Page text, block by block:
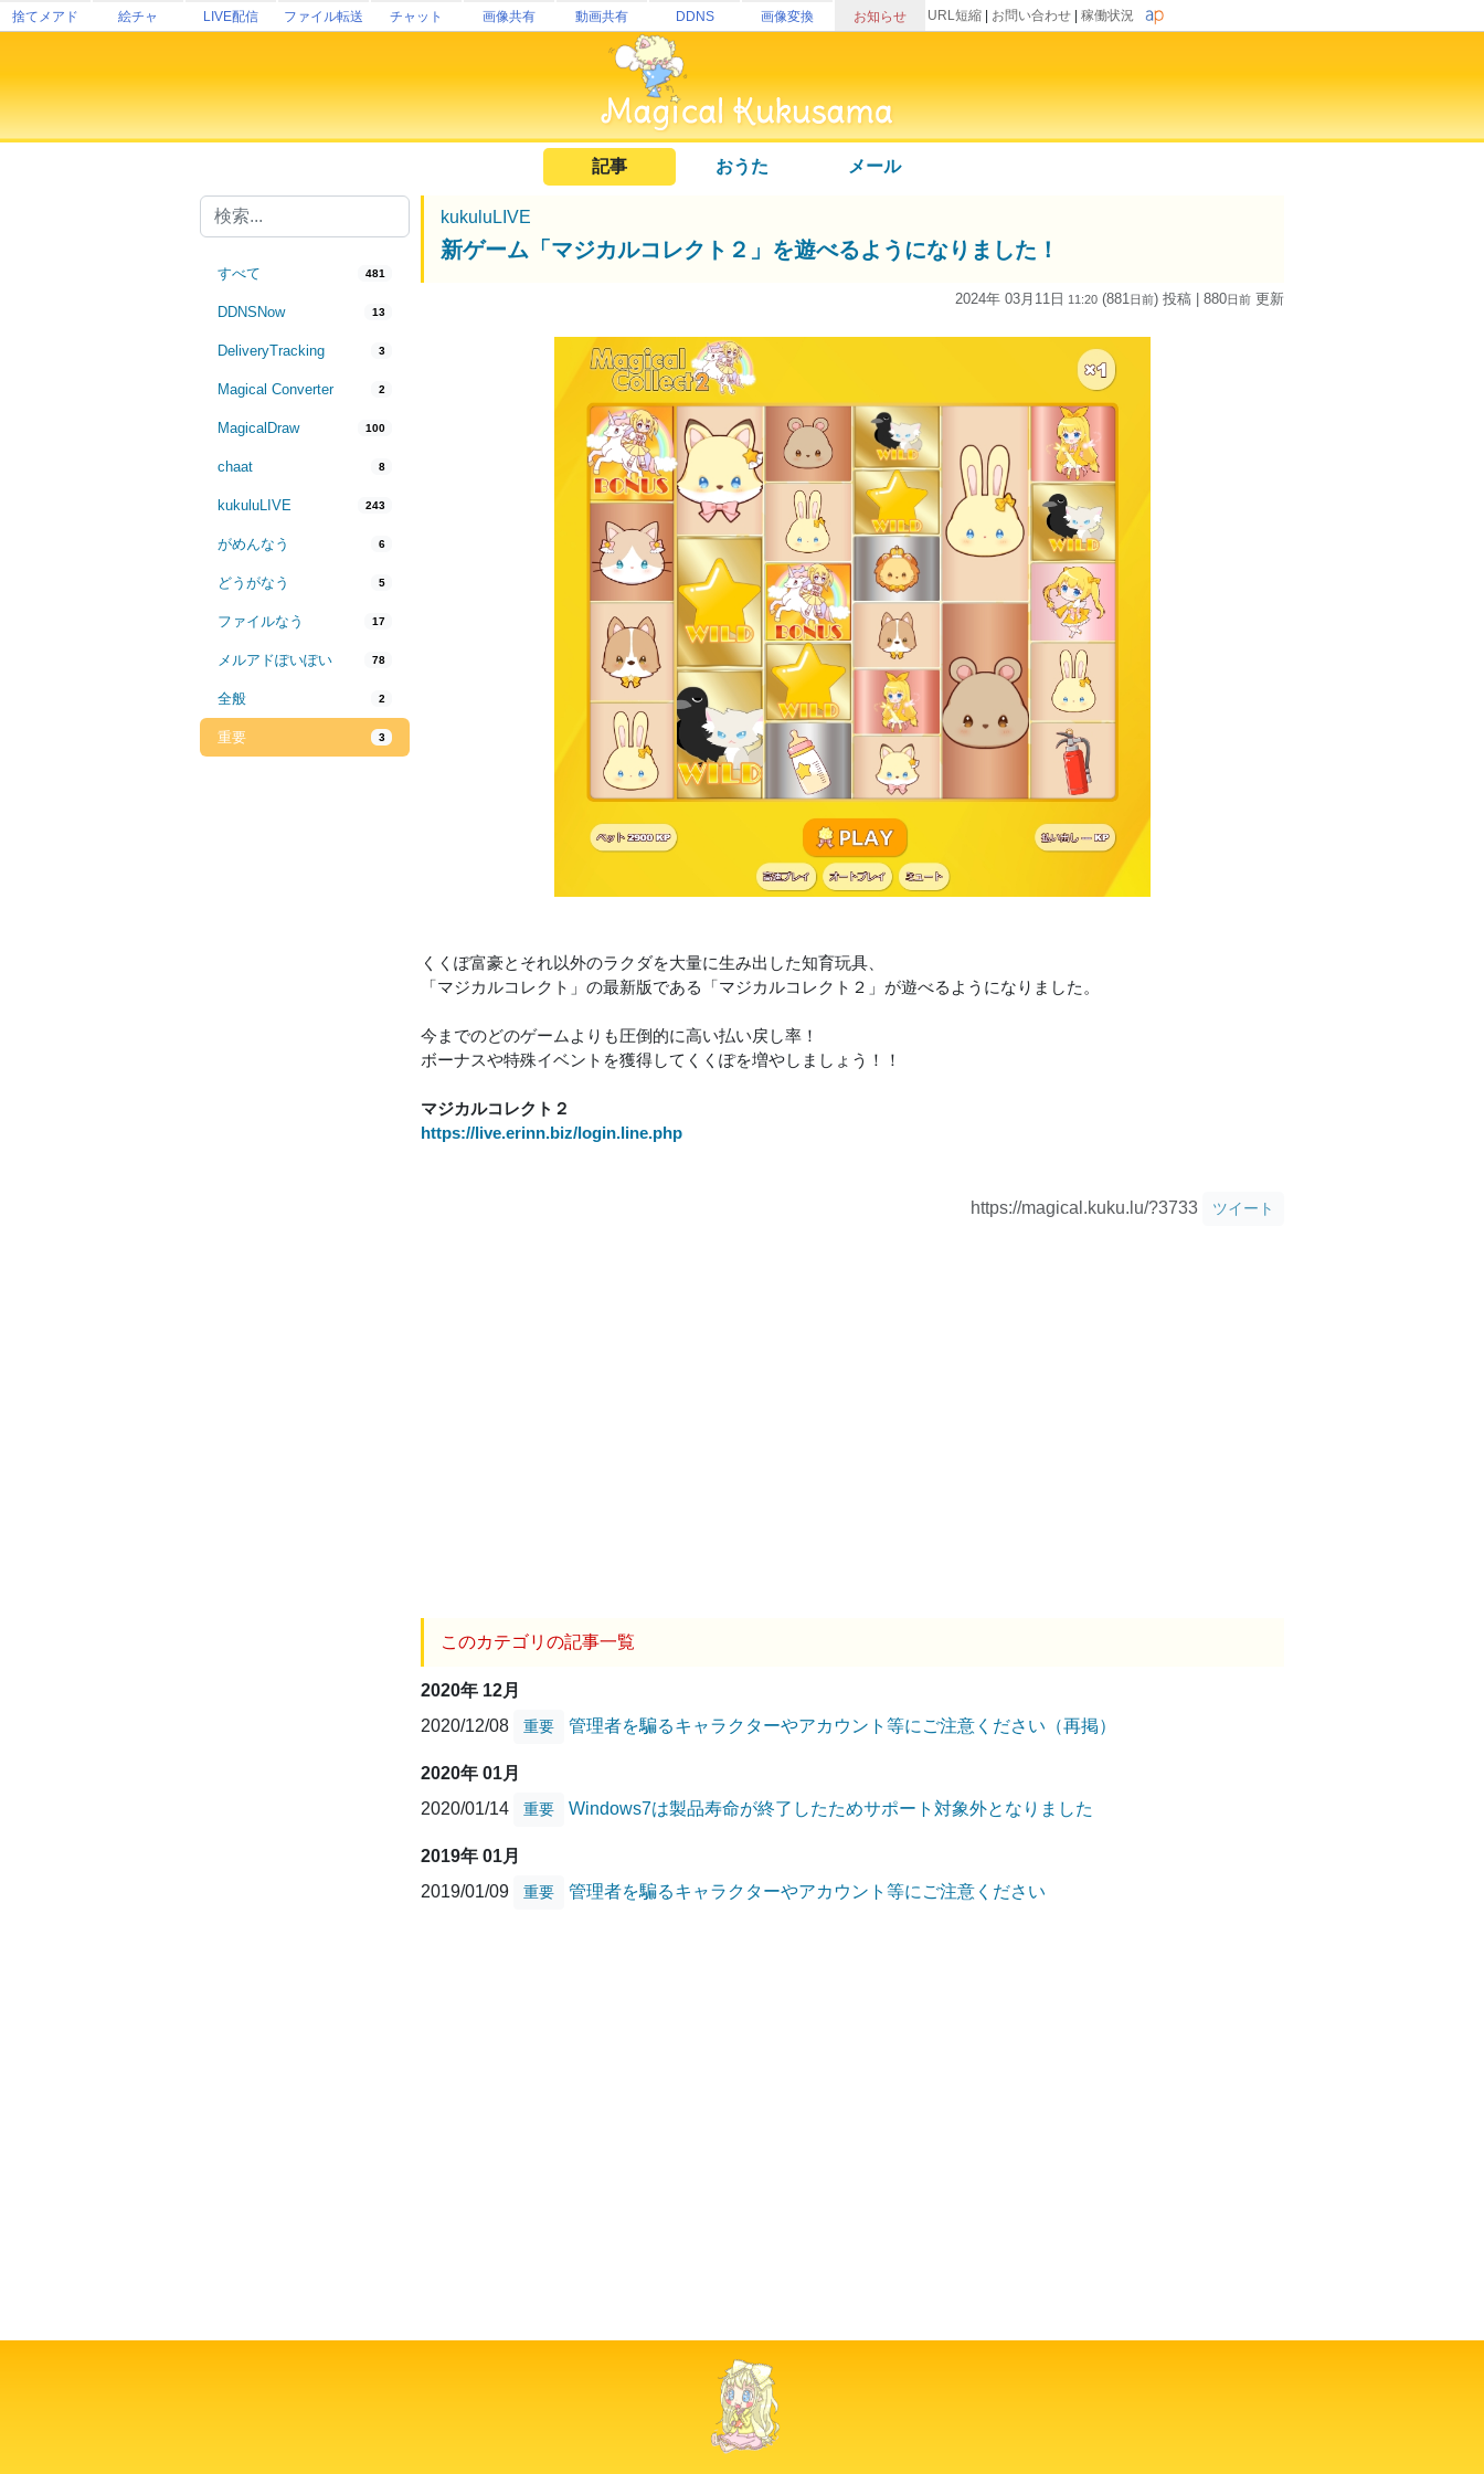
捨てメアド 絵チャ LIVE配信 ファイル転送 チャット 画像共有 動画共有 DDNS 画像変換 お知らせ URL短縮 お問い合わせ 稼働状況
記事 おうた メール
すべて 481
DDNSNow 13
DeliveryTracking 3
Magical Converter 2
MagicalDraw 100
chaat 8
kukuluLIVE 243
がめんなう 6
どうがなう 5
ファイルなう 17
メルアドぽいぽい 78
全般 2
重要 3
kukuluLIVE
新ゲーム「マジカルコレクト２」を遊べるようになりました！
2024年 03月11日 11:20 (881日前) 投稿 | 880日前 更新
くくぽ富豪とそれ以外のラクダを大量に生み出した知育玩具、
「マジカルコレクト」の最新版である「マジカルコレクト２」が遊べるようになりました。
今までのどのゲームよりも圧倒的に高い払い戻し率！
ボーナスや特殊イベントを獲得してくくぽを増やしましょう！！
マジカルコレクト２
https://live.erinn.biz/login.line.php
https://magical.kuku.lu/?3733 ツイート
このカテゴリの記事一覧
2020年 12月
2020/12/08
重要 管理者を騙るキャラクターやアカウント等にご注意ください（再掲）
2020年 01月
2020/01/14
重要 Windows7は製品寿命が終了したためサポート対象外となりました
2019年 01月
2019/01/09
重要 管理者を騙るキャラクターやアカウント等にご注意ください